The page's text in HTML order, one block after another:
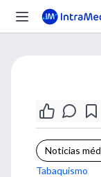
Noticias
Tabaquismo